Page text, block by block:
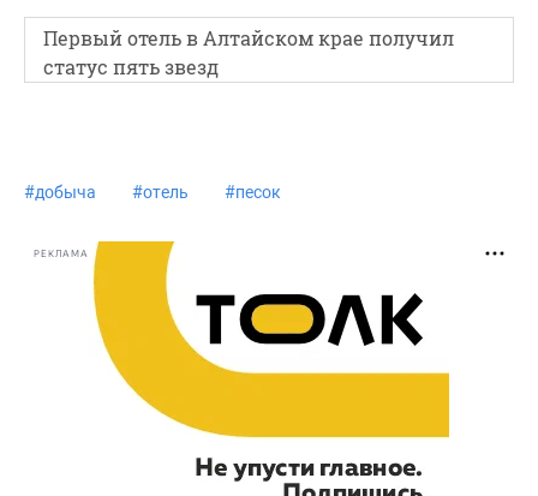
Первый отель в Алтайском крае получил
статус пять звезд
#добыча #отель #песок
РЕКЛАМА